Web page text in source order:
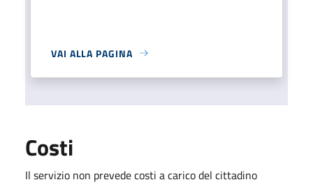
VAI ALLA PAGINA
Costi
Il servizio non prevede costi a carico del cittadino